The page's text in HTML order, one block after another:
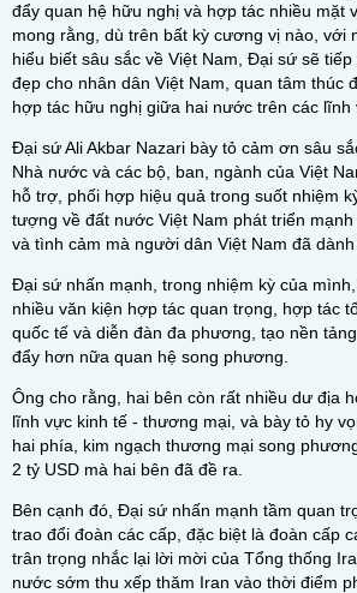
đẩy quan hệ hữu nghị và hợp tác nhiều mặt
mong rằng, dù trên bất kỳ cương vị nào, với
hiểu biết sâu sắc về Việt Nam, Đại sứ sẽ
đẹp cho nhân dân Việt Nam, quan tâm thúc
hợp tác hữu nghị giữa hai nước trên các lĩnh
Đại sứ Ali Akbar Nazari bày tỏ cảm ơn sâu
Nhà nước và các bộ, ban, ngành của Việt
hỗ trợ, phối hợp hiệu quả trong suốt nhiệm
tượng về đất nước Việt Nam phát triển
và tình cảm mà người dân Việt Nam đã
Đại sứ nhấn mạnh, trong nhiệm kỳ của
nhiều văn kiện hợp tác quan trọng, hợp tác
quốc tế và diễn đàn đa phương, tạo nền
đẩy hơn nữa quan hệ song phương.
Ông cho rằng, hai bên còn rất nhiều dư địa
lĩnh vực kinh tế - thương mại, và bày tỏ hy
hai phía, kim ngạch thương mại song
2 tỷ USD mà hai bên đã đề ra.
Bên cạnh đó, Đại sứ nhấn mạnh tầm quan
trao đổi đoàn các cấp, đặc biệt là đoàn cấp
trân trọng nhắc lại lời mời của Tổng thống
nước sớm thu xếp thăm Iran vào thời điểm